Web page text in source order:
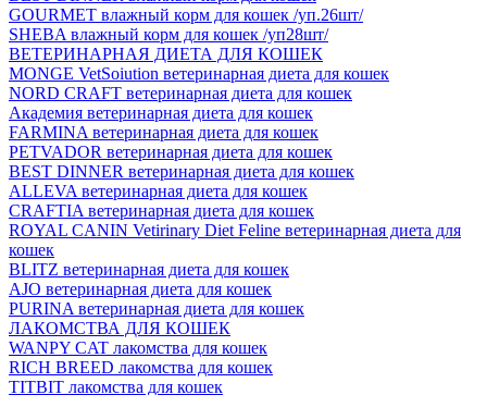
GOURMET влажный корм для кошек /уп.26шт/
SHEBA влажный корм для кошек /уп28шт/
ВЕТЕРИНАРНАЯ ДИЕТА ДЛЯ КОШЕК
MONGE VetSoiution ветеринарная диета для кошек
NORD CRAFT ветеринарная диета для кошек
Академия ветеринарная диета для кошек
FARMINA ветеринарная диета для кошек
PETVADOR ветеринарная диета для кошек
BEST DINNER ветеринарная диета для кошек
ALLEVA ветеринарная диета для кошек
CRAFTIA ветеринарная диета для кошек
ROYAL CANIN Vetirinary Diet Feline ветеринарная диета для
кошек
BLITZ ветеринарная диета для кошек
AJO ветеринарная диета для кошек
PURINA ветеринарная диета для кошек
ЛАКОМСТВА ДЛЯ КОШЕК
WANPY CAT лакомства для кошек
RICH BREED лакомства для кошек
TITBIT лакомства для кошек